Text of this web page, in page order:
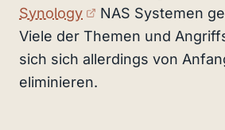
Synology
(externer Link)
NAS Systemen
Viele der Themen und
sich sich allerdings von
eliminieren.